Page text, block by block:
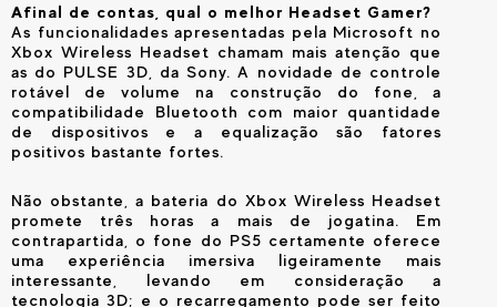
Afinal de contas, qual o melhor Headset Gamer?
As funcionalidades apresentadas pela Microsoft no
Xbox Wireless Headset chamam mais atenção que
as do PULSE 3D, da Sony. A novidade de controle
rotável de volume na construção do fone, a
compatibilidade Bluetooth com maior quantidade
de dispositivos e a equalização são fatores
positivos bastante fortes.
Não obstante, a bateria do Xbox Wireless Headset
promete três horas a mais de jogatina. Em
contrapartida, o fone do PS5 certamente oferece
uma experiência imersiva ligeiramente mais
interessante, levando em consideração a
tecnologia 3D; e o recarregamento pode ser feito